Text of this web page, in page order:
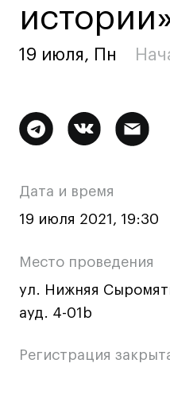
Современное
Мода и стиль
Ювелирный дизайн
Промышленный и
Подготовительные
развитие
ИЗО и Керамика
Ландшафтный дизайн
Все программы
Онлайн-программы
19 июля, Пн
о
мероприятии
Дата и время
19 июля 2021, 19:30
Место проведения
ул. Нижняя
ауд. 4-01b
Регистрация